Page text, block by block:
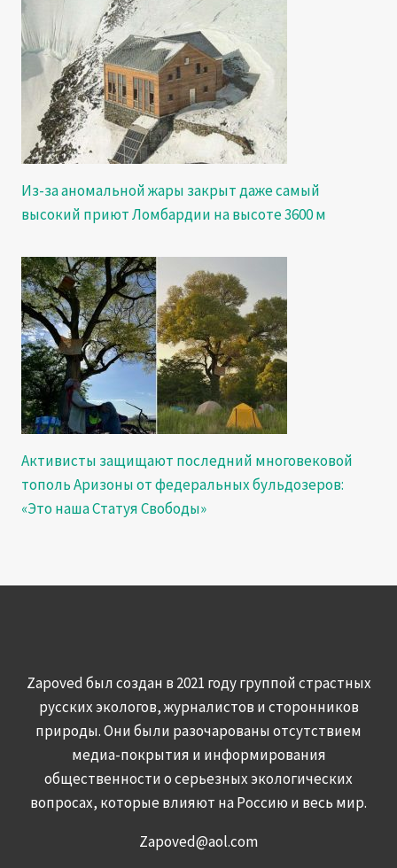
Из-за аномальной жары закрыт даже самый
высокий приют Ломбардии на высоте 3600 м
Активисты защищают последний многовековой
тополь Аризоны от федеральных бульдозеров:
«Это наша Статуя Свободы»
Zapoved был создан в 2021 году группой страстных
русских экологов, журналистов и сторонников
природы. Они были разочарованы отсутствием
медиа-покрытия и информирования
общественности о серьезных экологических
вопросах, которые влияют на Россию и весь мир.
Zapoved@aol.com